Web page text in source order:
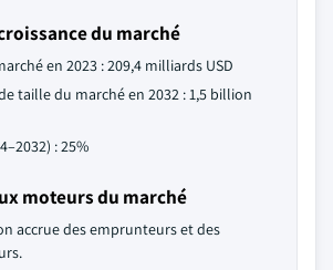
du marché
en 2023 : 209,4 milliards USD
taille du marché en 2032 : 1,5 billion
: 25%
moteurs du marché
accrue des emprunteurs et des